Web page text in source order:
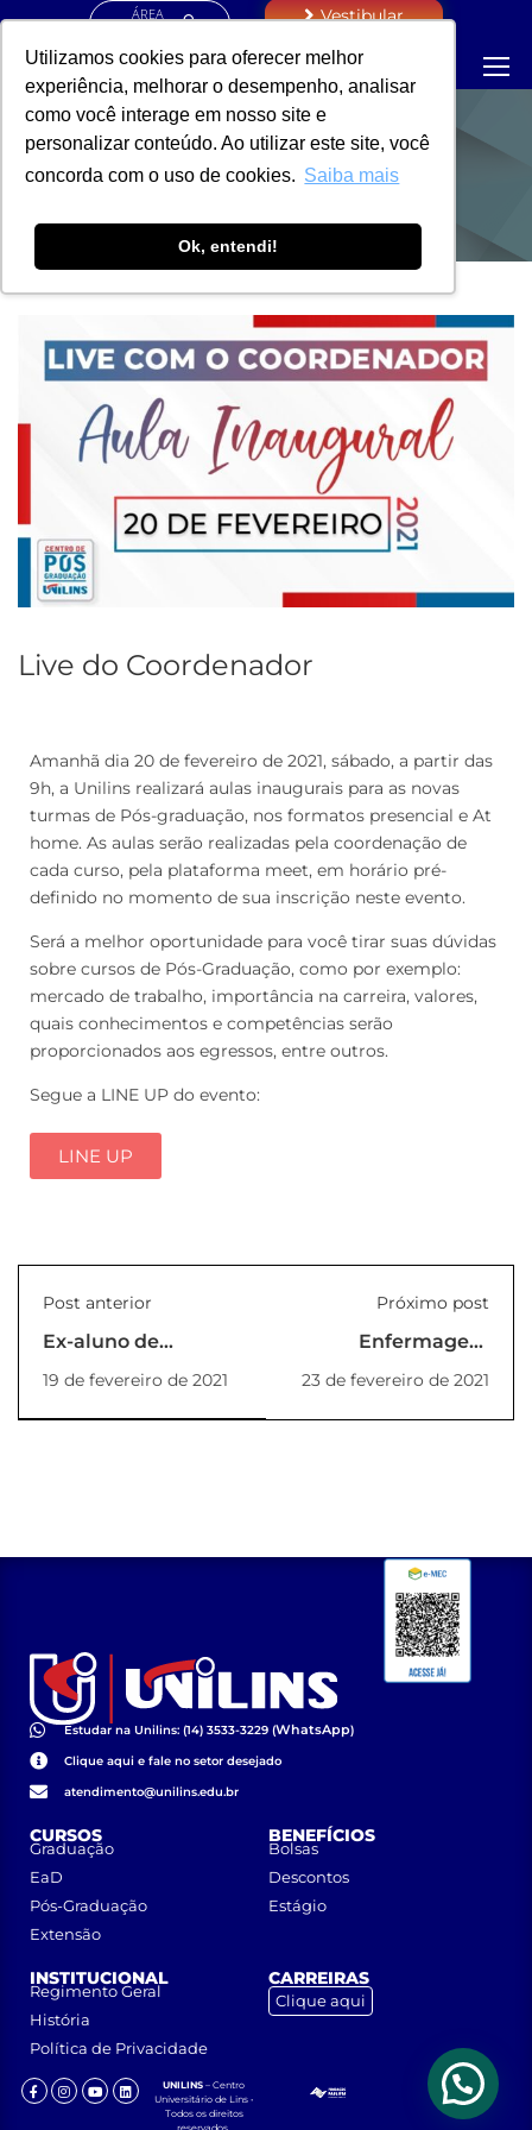
Utilizamos cookies para oferecer melhor
experiência, melhorar o desempenho, analisar
como você interage em nosso site e
personalizar conteúdo. Ao utilizar este site, você
concorda com o uso de cookies. Saiba mais
Ok, entendi!
ÁREA
Vestibular
NOTÍCIAS
Live do Coordenador
Amanhã dia 20 de fevereiro de 2021, sábado, a partir das
9h, a Unilins realizará aulas inaugurais para as novas
turmas de Pós-graduação, nos formatos presencial e At
home. As aulas serão realizadas pela coordenação de
cada curso, pela plataforma meet, em horário pré-
definido no momento de sua inscrição neste evento.
Será a melhor oportunidade para você tirar suas dúvidas
sobre cursos de Pós-Graduação, como por exemplo:
mercado de trabalho, importância na carreira, valores,
quais conhecimentos e competências serão
proporcionados aos egressos, entre outros.
Segue a LINE UP do evento:
LINE UP
Post anterior
Ex-aluno de
engenharia recebe
certificação da
AACE
19 de fevereiro de 2021
Próximo post
Enfermagem
retoma Projetos de
Extensão e aulas
práticas
23 de fevereiro de 2021
Estudar na Unilins: (14) 3533-3229 (WhatsApp)
Clique aqui e fale no setor desejado
atendimento@unilins.edu.br
CURSOS
Graduação
EaD
Pós-Graduação
Extensão
BENEFÍCIOS
Bolsas
Descontos
Estágio
INSTITUCIONAL
Regimento Geral
História
Política de Privacidade
CARREIRAS
Clique aqui
UNILINS – Centro
Universitário de Lins •
Todos os direitos
reservados.